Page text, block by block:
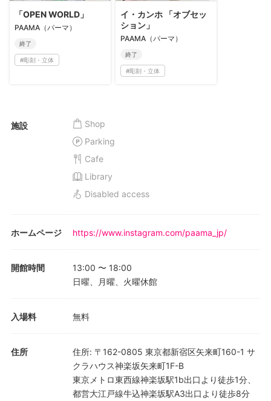
「OPEN WORLD」
PAAMA（パーマ）
終了
#彫刻・立体
イ・カンホ 「オブセッ
ション」
PAAMA（パーマ）
終了
#彫刻・立体
施設
Shop
Parking
Cafe
Library
Disabled access
ホームページ https://www.instagram.com/paama_jp/
開館時間 13:00 〜 18:00
日曜、月曜、火曜休館
入場料 無料
住所 住所: 〒162-0805 東京都新宿区矢来町160-1 サ
クラハウス神楽坂矢来町1F-B
東京メトロ東西線神楽坂駅1b出口より徒歩1分、
都営大江戸線牛込神楽坂駅A3出口より徒歩8分